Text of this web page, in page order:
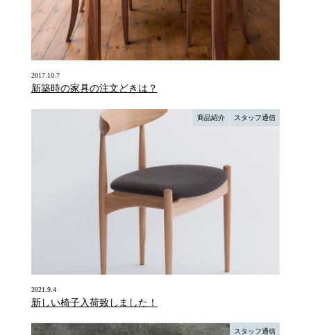
2017.10.7
新築時の家具の注文どきは？
商品紹介 スタッフ通信
2021.9.4
新しい椅子入荷致しました！
スタッフ通信